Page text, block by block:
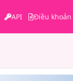
API Điều khoản